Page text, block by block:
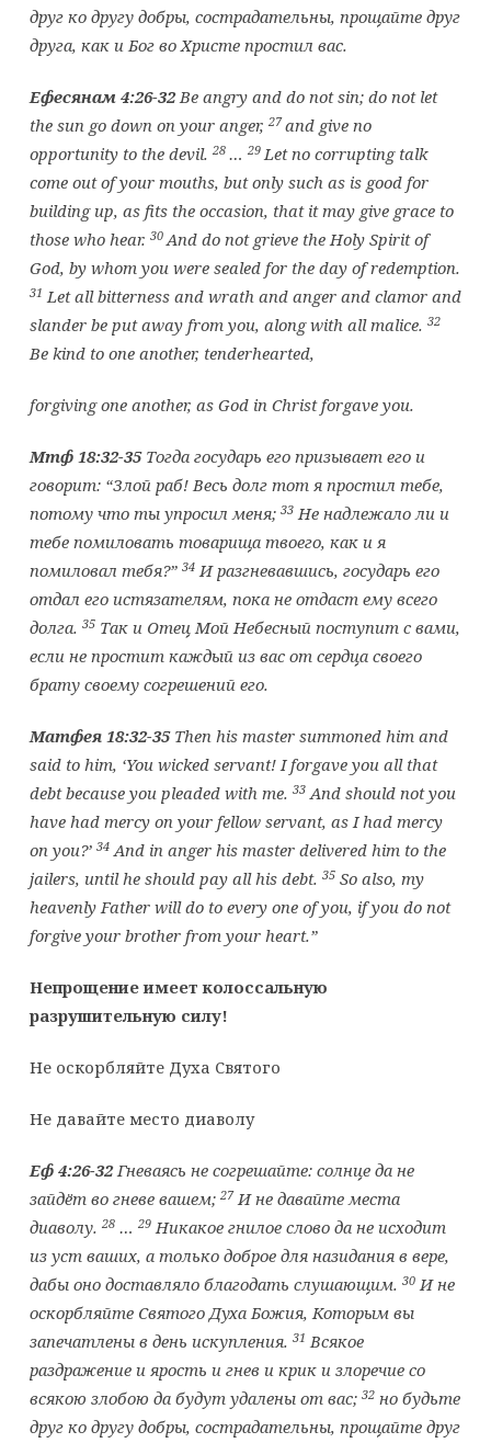
друг ко другу добры, сострадательны, прощайте друг
друга, как и Бог во Христе простил вас.
Ефесянам 4:26-32Be angry and do not sin; do not let
the sun go down on your anger, 27and give no
opportunity to the devil. 28 … 29Let no corrupting talk
come out of your mouths, but only such as is good for
building up, as fits the occasion, that it may give grace to
those who hear. 30And do not grieve the Holy Spirit of
God, by whom you were sealed for the day of redemption.
31 Let all bitterness and wrath and anger and clamor and
slander be put away from you, along with all malice. 32
Be kind to one another, tenderhearted,
forgiving one another, as God in Christ forgave you.
Мтф 18:32-35Тогда государь его призывает его и
говорит: “Злой раб! Весь долг тот я простил тебе,
потому что ты упросил меня; 33Не надлежало ли и
тебе помиловать товарища твоего, как и я
помиловал тебя?” 34И разгневавшись, государь его
отдал его истязателям, пока не отдаст ему всего
долга. 35Так и Отец Мой Небесный поступит с вами,
если не простит каждый из вас от сердца своего
брату своему согрешений его.
Матфея 18:32-35Then his master summoned him and
said to him, ‘You wicked servant! I forgave you all that
debt because you pleaded with me. 33And should not you
have had mercy on your fellow servant, as I had mercy
on you?’ 34And in anger his master delivered him to the
jailers, until he should pay all his debt. 35So also, my
heavenly Father will do to every one of you, if you do not
forgive your brother from your heart.”
Непрощение имеет колоссальную
разрушительную силу!
Не оскорбляйте Духа Святого
Не давайте место диаволу
Еф 4:26-32Гневаясь не согрешайте: солнце да не
зайдёт во гневе вашем; 27И не давайте места
диаволу. 28… 29Никакое гнилое слово да не исходит
из уст ваших, а только доброе для назидания в вере,
дабы оно доставляло благодать слушающим. 30И не
оскорбляйте Святого Духа Божия, Которым вы
запечатлены в день искупления. 31 Всякое
раздражение и ярость и гнев и крик и злоречие со
всякою злобою да будут удалены от вас; 32но будьте
друг ко другу добры, сострадательны, прощайте друг